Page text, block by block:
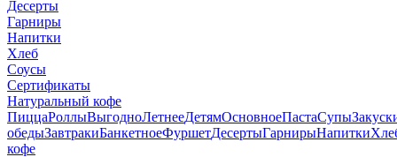
Десерты
Гарниры
Напитки
Хлеб
Соусы
Сертификаты
Натуральный кофе
ПиццаРоллыВыгодноЛетнееДетямОсновноеПастаСупы
обедыЗавтракиБанкетноеФуршетДесертыГарнирыНапитки
кофе